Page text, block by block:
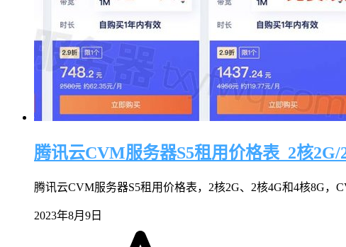
腾讯云CVM服务器S5租用价格表_2核2G/
腾讯云CVM服务器S5租用价格表，2核2G、2核4G和4核8G，
2023年8月9日